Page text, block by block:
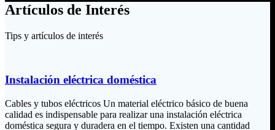
Artículos de Interés
Tips y artículos de interés
Instalación eléctrica doméstica
Cables y tubos eléctricos Un material eléctrico básico de buena
calidad es indispensable para realizar una instalación eléctrica
doméstica segura y duradera en el tiempo. Existen una cantidad